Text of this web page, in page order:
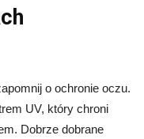
o ochronie oczu.
UV, który chroni
Dobrze dobrane